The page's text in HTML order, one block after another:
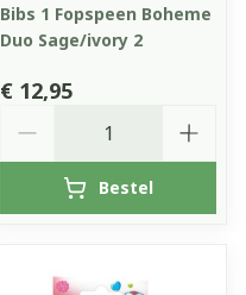
Bibs 1 Fopspeen Boheme
Duo Sage/ivory 2
€ 12,95
Bestel